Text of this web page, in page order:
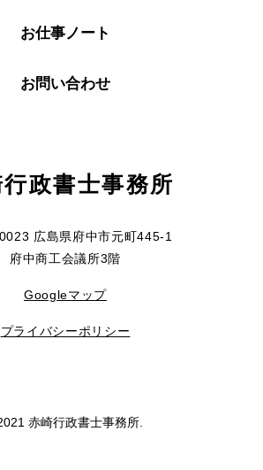
お仕事ノート
お問い合わせ
政書士事務所
広島県府中市元町445-1
府中商工会議所3階
Googleマップ
プライバシーポリシー
赤崎行政書士事務所.